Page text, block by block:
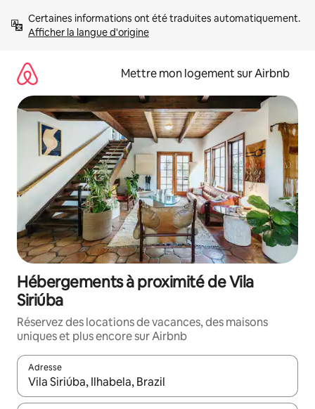
directement
Afficher la langue d'origine
Mettre mon logement sur Airbnb
Hébergements à proximité de Vila
Siriúba
Réservez des locations de vacances, des maisons
uniques et plus encore sur Airbnb
Adresse
Lorsque les résultats s'affichent, utilisez les flèches vers le